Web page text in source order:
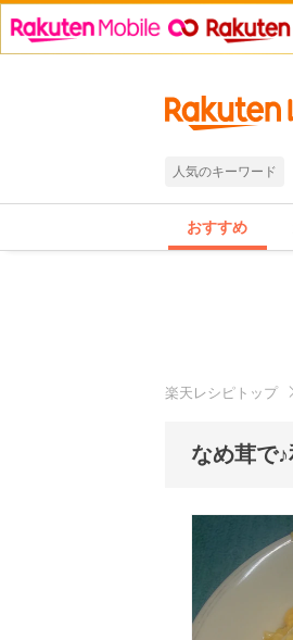
人気のキーワード
おすすめ
楽天レシピトップ
なめ茸で